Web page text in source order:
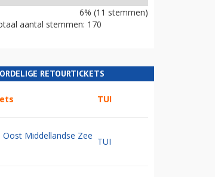
6% (11 stemmen)
aantal stemmen: 170
RETOURTICKETS
TUI
Oost Middellandse Zee
TUI